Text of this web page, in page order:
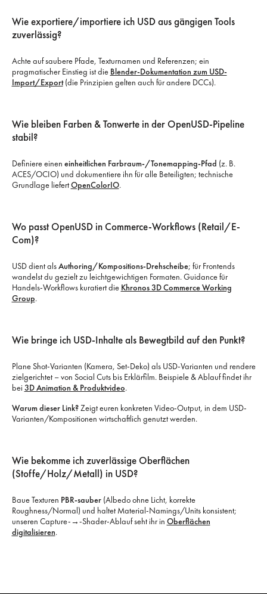
Wie exportiere/importiere ich USD aus gängigen Tools
zuverlässig?
Achte auf saubere Pfade, Texturnamen und Referenzen; ein
pragmatischer Einstieg ist die Blender-Dokumentation zum USD-
Import/Export(die Prinzipien gelten auch für andere DCCs).
Wie bleiben Farben & Tonwerte in der OpenUSD-Pipeline
stabil?
Definiere einen einheitlichen Farbraum-/Tonemapping-Pfad (z. B.
ACES/OCIO) und dokumentiere ihn für alle Beteiligten; technische
Grundlage liefertOpenColorIO.
Wo passt OpenUSD in Commerce-Workflows (Retail/E-
Com)?
USD dient alsAuthoring/Kompositions-Drehscheibe; für Frontends
wandelst du gezielt zu leichtgewichtigen Formaten. Guidance für
Handels-Workflows kuratiert die Khronos 3D Commerce Working
Group.
Wie bringe ich USD-Inhalte als Bewegtbild auf den Punkt?
Plane Shot-Varianten (Kamera, Set-Deko) als USD-Varianten und rendere
zielgerichtet – von Social Cuts bis Erklärfilm. Beispiele & Ablauf findet ihr
bei 3D Animation & Produktvideo.
Warum dieser Link?Zeigt euren konkreten Video-Output, in dem USD-
Varianten/Kompositionen wirtschaftlich genutzt werden.
Wie bekomme ich zuverlässige Oberflächen
(Stoffe/Holz/Metall) in USD?
Baue Texturen PBR-sauber(Albedo ohne Licht, korrekte
Roughness/Normal) und haltet Material-Namings/Units konsistent;
unseren Capture-→-Shader-Ablauf seht ihr in Oberflächen
digitalisieren.